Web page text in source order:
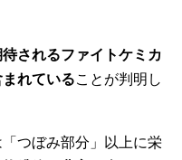
されるファイトケミカ
れていることが判明し
つぼみ部分」以上に栄